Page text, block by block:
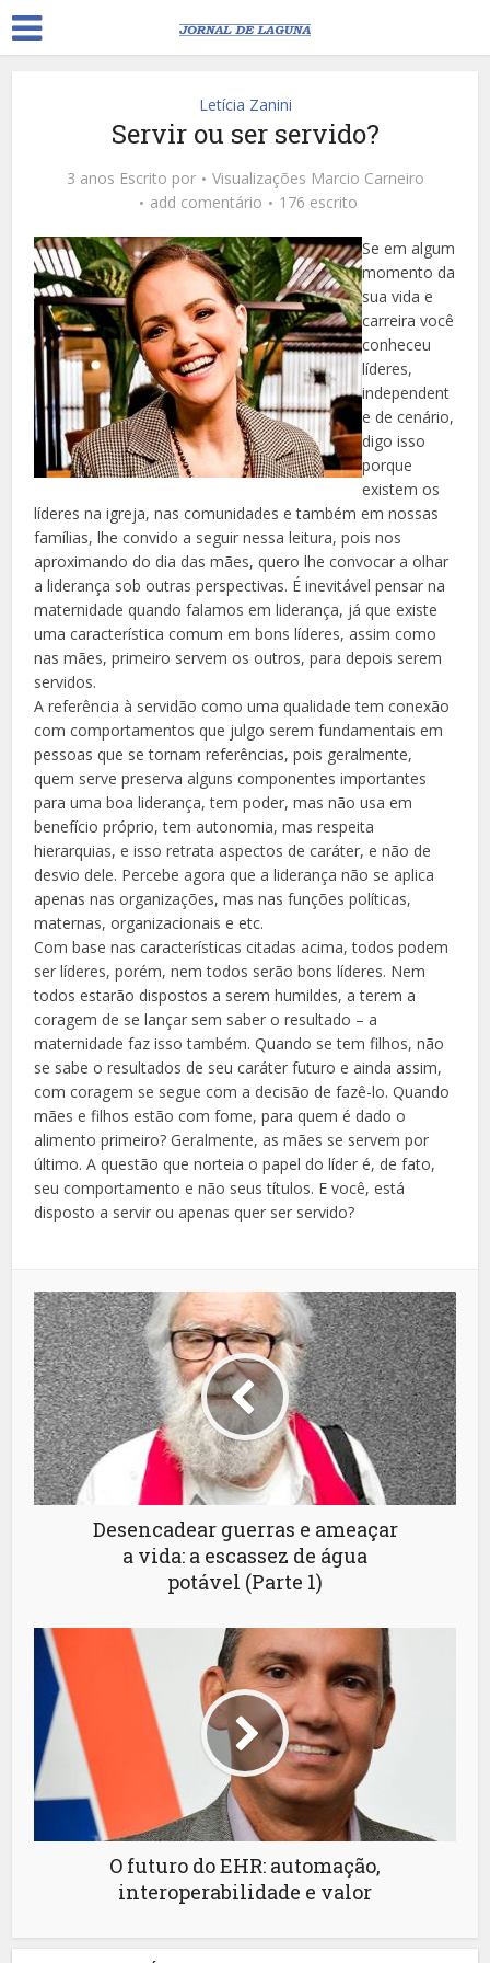
Letícia Zanini
Servir ou ser servido?
3 anos Escrito por Visualizações Marcio Carneiro
add comentário
176 escrito
Se em algum
momento da
sua vida e
carreira você
conheceu
líderes,
independent
e de cenário,
digo isso
porque
existem os
líderes na igreja, nas comunidades e também em nossas
famílias, lhe convido a seguir nessa leitura, pois nos
aproximando do dia das mães, quero lhe convocar a olhar
a liderança sob outras perspectivas. É inevitável pensar na
maternidade quando falamos em liderança, já que existe
uma característica comum em bons líderes, assim como
nas mães, primeiro servem os outros, para depois serem
servidos.
A referência à servidão como uma qualidade tem conexão
com comportamentos que julgo serem fundamentais em
pessoas que se tornam referências, pois geralmente,
quem serve preserva alguns componentes importantes
para uma boa liderança, tem poder, mas não usa em
benefício próprio, tem autonomia, mas respeita
hierarquias, e isso retrata aspectos de caráter, e não de
desvio dele. Percebe agora que a liderança não se aplica
apenas nas organizações, mas nas funções políticas,
maternas, organizacionais e etc.
Com base nas características citadas acima, todos podem
ser líderes, porém, nem todos serão bons líderes. Nem
todos estarão dispostos a serem humildes, a terem a
coragem de se lançar sem saber o resultado – a
maternidade faz isso também. Quando se tem filhos, não
se sabe o resultados de seu caráter futuro e ainda assim,
com coragem se segue com a decisão de fazê-lo. Quando
mães e filhos estão com fome, para quem é dado o
alimento primeiro? Geralmente, as mães se servem por
último. A questão que norteia o papel do líder é, de fato,
seu comportamento e não seus títulos. E você, está
disposto a servir ou apenas quer ser servido?
Desencadear guerras e ameaçar
a vida: a escassez de água
potável (Parte 1)
O futuro do EHR: automação,
interoperabilidade e valor